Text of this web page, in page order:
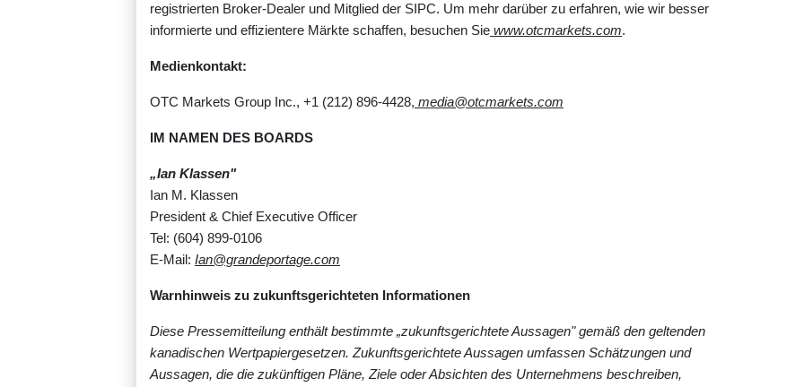
registrierten Broker-Dealer und Mitglied der SIPC. Um mehr darüber zu erfahren, wie wir besser
informierte und effizientere Märkte schaffen, besuchen Sie www.otcmarkets.com.
Medienkontakt:
OTC Markets Group Inc., +1 (212) 896-4428, media@otcmarkets.com
IM NAMEN DES BOARDS
„Ian Klassen"
Ian M. Klassen
President & Chief Executive Officer
Tel: (604) 899-0106
E-Mail: Ian@grandeportage.com
Warnhinweis zu zukunftsgerichteten Informationen
Diese Pressemitteilung enthält bestimmte „zukunftsgerichtete Aussagen" gemäß den geltenden
kanadischen Wertpapiergesetzen. Zukunftsgerichtete Aussagen umfassen Schätzungen und
Aussagen, die die zukünftigen Pläne, Ziele oder Absichten des Unternehmens beschreiben,